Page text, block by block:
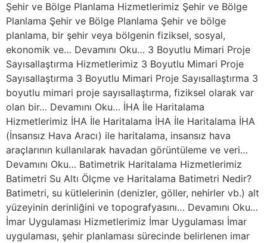
Şehir ve Bölge Planlama Hizmetlerimiz Şehir ve Bölge
Planlama Şehir ve Bölge Planlama Şehir ve bölge
planlama, bir şehir veya bölgenin fiziksel, sosyal,
ekonomik ve… Devamını Oku… 3 Boyutlu Mimari Proje
Sayısallaştırma Hizmetlerimiz 3 Boyutlu Mimari Proje
Sayısallaştırma 3 Boyutlu Mimari Proje Sayısallaştırma 3
boyutlu mimari proje sayısallaştırma, fiziksel olarak var
olan bir… Devamını Oku… İHA İle Haritalama
Hizmetlerimiz İHA İle Haritalama İHA İle Haritalama İHA
(İnsansız Hava Aracı) ile haritalama, insansız hava
araçlarının kullanılarak havadan görüntüleme ve veri…
Devamını Oku… Batimetrik Haritalama Hizmetlerimiz
Batimetri Su Altı Ölçme ve Haritalama Batimetri Nedir?
Batimetri, su kütlelerinin (denizler, göller, nehirler vb.) alt
yüzeyinin derinliğini ve topografyasını… Devamını Oku…
İmar Uygulaması Hizmetlerimiz İmar Uygulaması İmar
uygulaması, şehir planlaması sürecinde belirlenen imar